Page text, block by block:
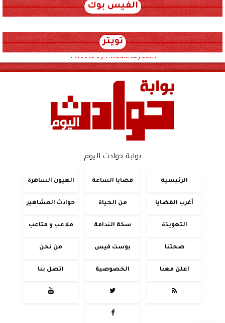
الفيس بوك
تويتر
Tweets by hwadithalyoum
بوابة حوادث اليوم
الرئيسية قضايا الساعة العيون الساهرة
أغرب القضايا من الحياة حوادث المشاهير
التعويذة سكة الندامة ملاعب و متاعب
صحتنا بوست فيس من نحن
اعلن معنا الخصوصية اتصل بنا



